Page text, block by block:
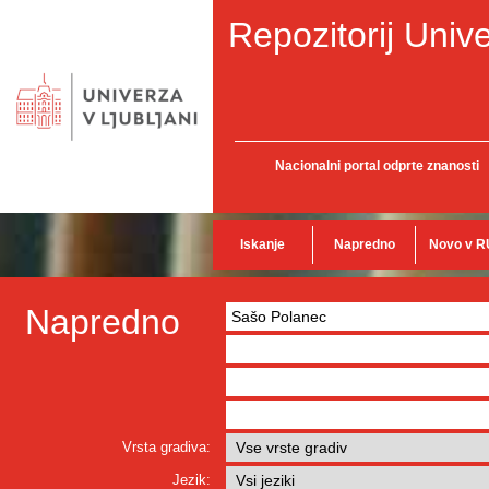
Repozitorij
Nacionalni portal odprte znanosti
Iskanje Napredno Novo v
Napredno
Vrsta gradiva:
Jezik: